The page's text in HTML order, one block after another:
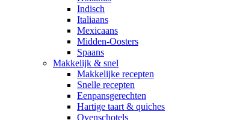
Indisch
Italiaans
Mexicaans
Midden-Oosters
Spaans
Makkelijk & snel
Makkelijke recepten
Snelle recepten
Eenpansgerechten
Hartige taart & quiches
Ovenschotels